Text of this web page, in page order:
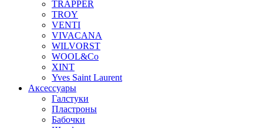
TRAPPER
TROY
VENTI
VIVACANA
WILVORST
WOOL&Co
XINT
Yves Saint Laurent
Аксессуары
Галстуки
Пластроны
Бабочки